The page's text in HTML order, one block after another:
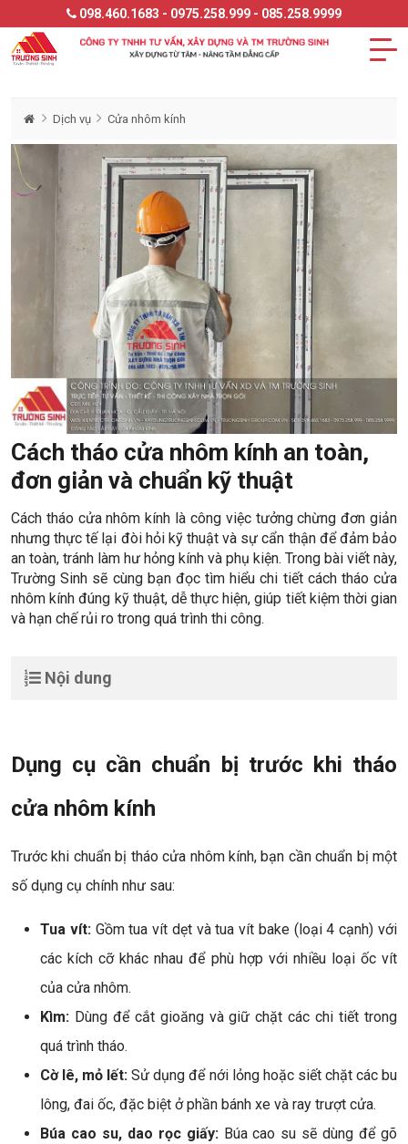
098.460.1683 - 0975.258.999 - 085.258.9999
Dịch vụ Cửa nhôm kính
Cách tháo cửa nhôm kính an toàn,
đơn giản và chuẩn kỹ thuật
Cách tháo cửa nhôm kính là công việc tưởng chừng đơn giản
nhưng thực tế lại đòi hỏi kỹ thuật và sự cẩn thận để đảm bảo
an toàn, tránh làm hư hỏng kính và phụ kiện. Trong bài viết này,
Trường Sinh sẽ cùng bạn đọc tìm hiểu chi tiết cách tháo cửa
nhôm kính đúng kỹ thuật, dễ thực hiện, giúp tiết kiệm thời gian
và hạn chế rủi ro trong quá trình thi công.
Nội dung
Dụng cụ cần chuẩn bị trước khi tháo
cửa nhôm kính
Trước khi chuẩn bị tháo cửa nhôm kính, bạn cần chuẩn bị một
số dụng cụ chính như sau:
Tua vít:Gồm tua vít dẹt và tua vít bake (loại 4 cạnh) với
các kích cỡ khác nhau để phù hợp với nhiều loại ốc vít
của cửa nhôm.
Kìm: Dùng để cắt gioăng và giữ chặt các chi tiết trong
quá trình tháo.
Cờ lê, mỏ lết: Sử dụng để nới lỏng hoặc siết chặt các bu
lông, đai ốc, đặc biệt ở phần bánh xe và ray trượt cửa.
Búa cao su, dao rọc giấy:Búa cao su sẽ dùng để gõ